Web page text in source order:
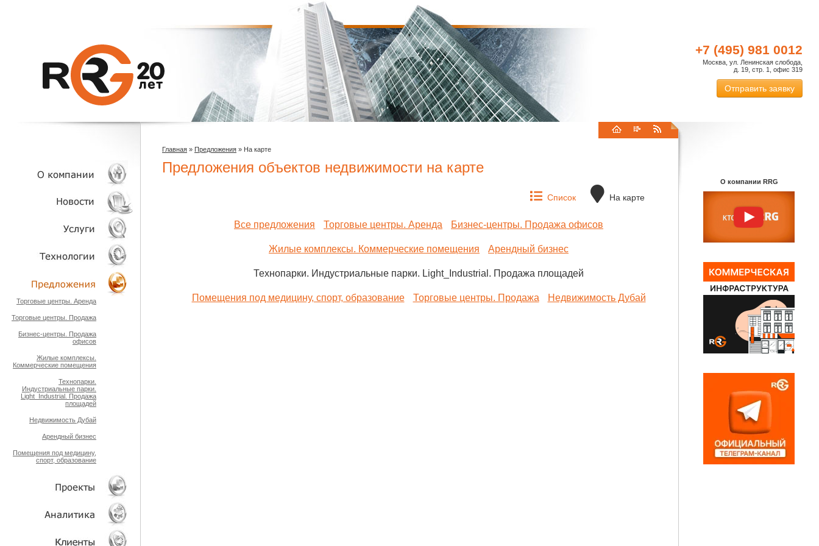
+7 (495) 981 0012
Москва, ул. Ленинская слобода,
д. 19, стр. 1, офис 319
Отправить заявку
О КОМПАНИИ
НОВОСТИ
УСЛУГИ
ТЕХНОЛОГИИ
ОБЪЕКТЫ
Торговые центры. Аренда
Торговые центры. Продажа
Бизнес-центры. Продажа
офисов
Жилые комплексы.
Коммерческие помещения
Технопарки.
Индустриальные парки.
Light_Industrial. Продажа
площадей
Недвижимость Дубай
Арендный бизнес
Помещения под медицину,
спорт, образование
ПРОЕКТЫ
Главная » Предложения » На карте
Предложения объектов недвижимости на карте
Список На карте
Все предложения Торговые центры. Аренда Бизнес-центры. Продажа офисов
Жилые комплексы. Коммерческие помещения Арендный бизнес
Технопарки. Индустриальные парки. Light_Industrial. Продажа площадей
Помещения под медицину, спорт, образование Торговые центры. Продажа Недвижимость Дубай
О компании RRG